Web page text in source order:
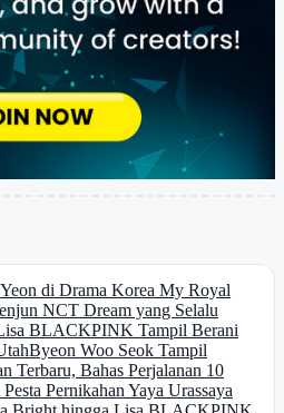
di Drama Korea My Royal
NCT Dream yang Selalu
BLACKPINK Tampil Berani
Byeon Woo Seok Tampil
Terbaru, Bahas Perjalanan 10
Pernikahan Yaya Urassaya